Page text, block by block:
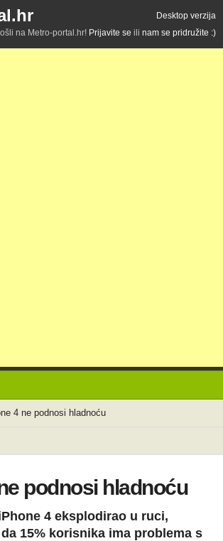
Desktop verzija
na Metro-portal.hr! Prijavite se ili nam se pridružite :)
4 ne podnosi hladnoću
podnosi hladnoću
4 eksplodirao u ruci,
15% korisnika ima problema s